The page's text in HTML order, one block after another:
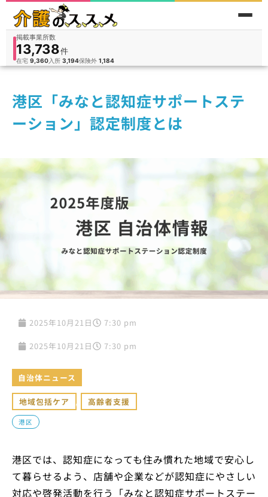
掲載事業所数
13,738件
在宅 9,360入所 3,194保険外 1,184
人
件
港区「みなと認知症サポートステ
ーション」認定制度とは
2025年10月21日 7:30 pm
2025年10月21日 7:30 pm
自治体ニュース
地域包括ケア , 高齢者支援
港区
港区では、認知症になっても住み慣れた地域で安心し
て暮らせるよう、店舗や企業などが認知症にやさしい
対応や啓発活動を行う「みなと認知症サポートステー